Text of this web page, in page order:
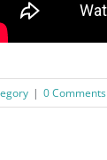
| 0 Comments